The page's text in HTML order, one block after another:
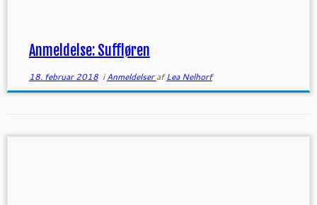
Anmeldelse: Suffløren
18. februar 2018iAnmeldelserafLea Nelhorf